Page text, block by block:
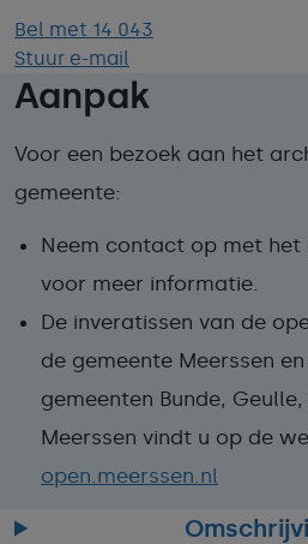
Bel met 14 043
Stuur e-mail
Aanpak
Voor een bezoek aan het
gemeente:
Neem contact op met het
voor meer informatie.
De inveratissen van de
de gemeente Meerssen
gemeenten Bunde,
Meerssen vindt u op de
open.meerssen.nl